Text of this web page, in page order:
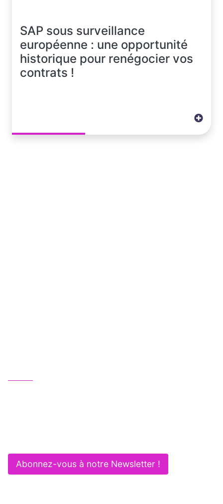
SAP sous surveillance
européenne : une opportunité
historique pour renégocier vos
contrats !
Abonnez-vous à notre Newsletter !